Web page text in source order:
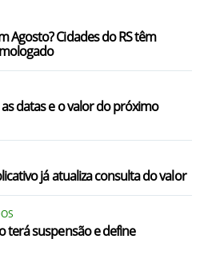
Agosto? Cidades do RS têm
datas e o valor do próximo
já atualiza consulta do valor
terá suspensão e define